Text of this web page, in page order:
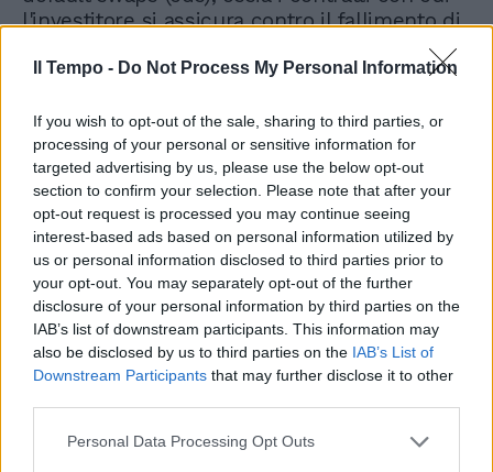
Il Tempo - Do Not Process My Personal Information
If you wish to opt-out of the sale, sharing to third parties, or
processing of your personal or sensitive information for
targeted advertising by us, please use the below opt-out
section to confirm your selection. Please note that after your
opt-out request is processed you may continue seeing
interest-based ads based on personal information utilized by
us or personal information disclosed to third parties prior to
your opt-out. You may separately opt-out of the further
disclosure of your personal information by third parties on the
IAB’s list of downstream participants. This information may
also be disclosed by us to third parties on the IAB’s List of
Downstream Participants that may further disclose it to other
Personal Data Processing Opt Outs
l'investitore si assicura contro il fallimento di